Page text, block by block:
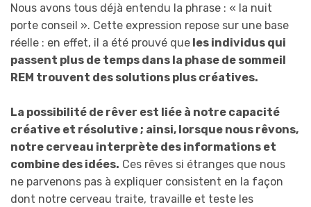
Nous avons tous déjà entendu la phrase : « la nuit
porte conseil ». Cette expression repose sur une base
réelle : en effet, il a été prouvé que les individus qui
passent plus de temps dans la phase de sommeil
REM trouvent des solutions plus créatives.
La possibilité de rêver est liée à notre capacité
créative et résolutive ; ainsi, lorsque nous rêvons,
notre cerveau interprète des informations et
combine des idées. Ces rêves si étranges que nous
ne parvenons pas à expliquer consistent en la façon
dont notre cerveau traite, travaille et teste les